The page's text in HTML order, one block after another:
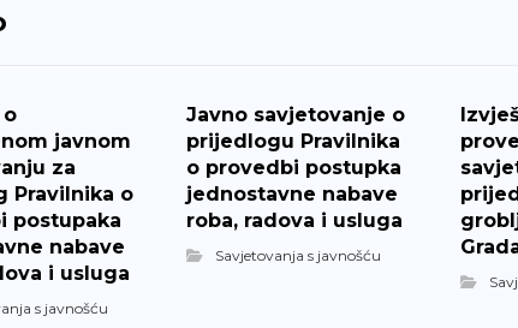
o
javnom
za
Pravilnika o
postupaka
nabave
i usluga
s javnošću
Javno savjetovanje o
prijedlogu Pravilnika
o provedbi postupka
jednostavne nabave
roba, radova i usluga
Savjetovanja s javnošću